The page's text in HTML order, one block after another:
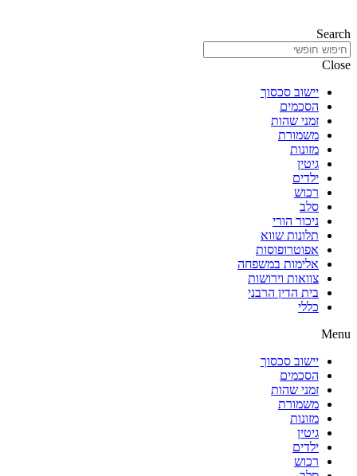
Search
Close
יישוב סכסוך
הסכמים
זמני שהות
משמורת
מזונות
גיטין
ילדים
רכוש
סלב
ניכור הורי
תלונות שווא
אפוטרופוסות
אלימות במשפחה
צוואות וירושות
בית הדין הרבני
כללי
Menu
יישוב סכסוך
הסכמים
זמני שהות
משמורת
מזונות
גיטין
ילדים
רכוש